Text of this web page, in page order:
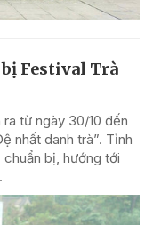
Festival Trà
từ ngày 30/10 đến
nhất danh trà”. Tỉnh
bị, hướng tới